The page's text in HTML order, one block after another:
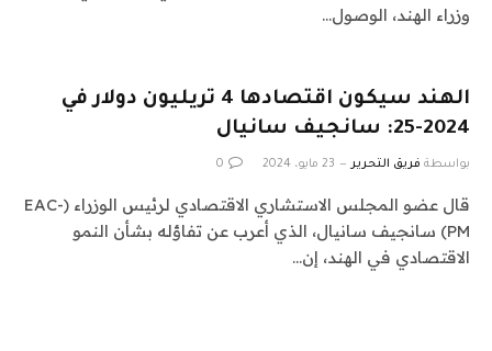
وزراء الهند، الوصول…
الهند سيكون اقتصادها 4 تريليون دولار في
2024-25: سانجيف سانيال
بواسطة فريق التحرير 23 مايو، 2024 0
قال عضو المجلس الاستشاري الاقتصادي لرئيس الوزراء (EAC-
PM) سانجيف سانيال، الذي أعرب عن تفاؤله بشأن النمو
الاقتصادي في الهند، إن…